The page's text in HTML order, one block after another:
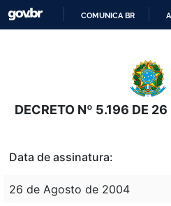
O
COMUNICA BR
DECRETO Nº 5.196 DE
Data de assinatura:
26 de Agosto de 2004